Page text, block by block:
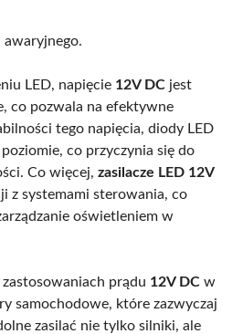
awaryjnego.
LED, napięcie 12V DC jest
co pozwala na efektywne
tego napięcia, diody LED
co przyczynia się do
Co więcej, zasilacze LED 12V
z systemami sterowania, co
oświetleniem w
prądu 12V DC w
samochodowe, które zazwyczaj
zasilać nie tylko silniki, ale